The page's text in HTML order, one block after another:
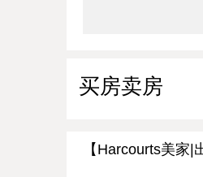
买房卖房
【Harcourts美家